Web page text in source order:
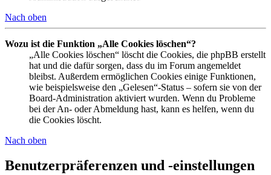
Nach oben
Wozu ist die Funktion „Alle Cookies löschen“?
„Alle Cookies löschen“ löscht die Cookies, die phpBB erstellt
hat und die dafür sorgen, dass du im Forum angemeldet
bleibst. Außerdem ermöglichen Cookies einige Funktionen,
wie beispielsweise den „Gelesen“-Status – sofern sie von der
Board-Administration aktiviert wurden. Wenn du Probleme
bei der An- oder Abmeldung hast, kann es helfen, wenn du
die Cookies löscht.
Nach oben
Benutzerpräferenzen und -einstellungen